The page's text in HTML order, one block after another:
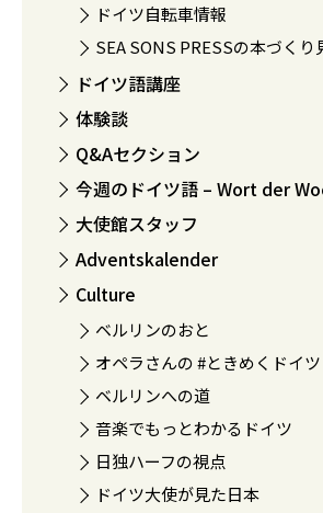
ドイツ自転車情報
SEA SONS PRESSの本づくり
ドイツ語講座
体験談
Q&Aセクション
今週のドイツ語 – Wort der
大使館スタッフ
Adventskalender
Culture
ベルリンのおと
オペラさんの #ときめくドイツ
ベルリンへの道
音楽でもっとわかるドイツ
日独ハーフの視点
ドイツ大使が見た日本